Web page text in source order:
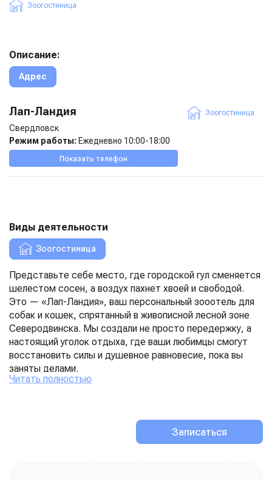
Описание:
Адрес
Лап-Ландия
Свердловск
Режим работы: Ежедневно 10:00-18:00
Показать телефон
Зоогостиница
Виды деятельности
Зоогостиница
Представьте себе место, где городской гул сменяется
шелестом сосен, а воздух пахнет хвоей и свободой.
Это — «Лап-Ландия», ваш персональный зооотель для
собак и кошек, спрятанный в живописной лесной зоне
Северодвинска. Мы создали не просто передержку, а
настоящий уголок отдыха, где ваши любимцы смогут
восстановить силы и душевное равновесие, пока вы
заняты делами.
понимаем, что для пса разлука с хозяином —
испытание, поэтому разместили их в отдельном,
уютном здании. Здесь у каждого лохматого постояльца
Читать полностью
Записаться
Зоогостиница